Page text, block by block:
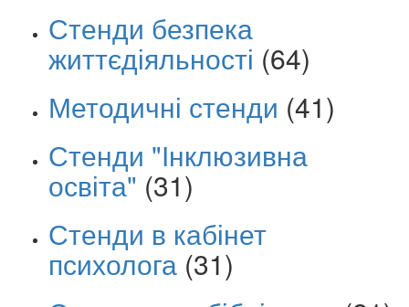
Стенди безпека
життєдіяльності (64)
Методичні стенди (41)
Стенди "Інклюзивна
освіта" (31)
Стенди в кабінет
психолога (31)